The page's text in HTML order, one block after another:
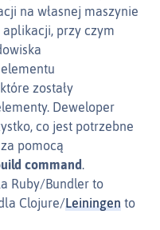
na własnej maszynie
przy czym
zostały
Deweloper
co jest potrzebne
pomocą
command
Ruby/Bundler to
Clojure/Leiningen to